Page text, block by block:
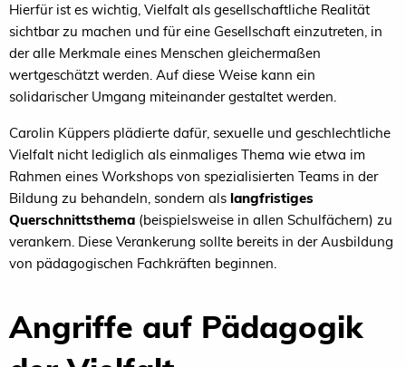
Hierfür ist es wichtig, Vielfalt als gesellschaftliche Realität
sichtbar zu machen und für eine Gesellschaft einzutreten, in
der alle Merkmale eines Menschen gleichermaßen
wertgeschätzt werden. Auf diese Weise kann ein
solidarischer Umgang miteinander gestaltet werden.
Carolin Küppers plädierte dafür, sexuelle und geschlechtliche
Vielfalt nicht lediglich als einmaliges Thema wie etwa im
Rahmen eines Workshops von spezialisierten Teams in der
Bildung zu behandeln, sondern als langfristiges
Querschnittsthema (beispielsweise in allen Schulfächern) zu
verankern. Diese Verankerung sollte bereits in der Ausbildung
von pädagogischen Fachkräften beginnen.
Angriffe auf Pädagogik